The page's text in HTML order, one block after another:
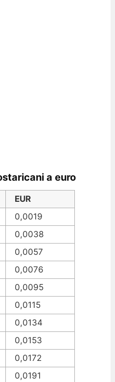
a euro
EUR
0,0019
0,0038
0,0057
0,0076
0,0095
0,0115
0,0134
0,0153
0,0172
0,0191